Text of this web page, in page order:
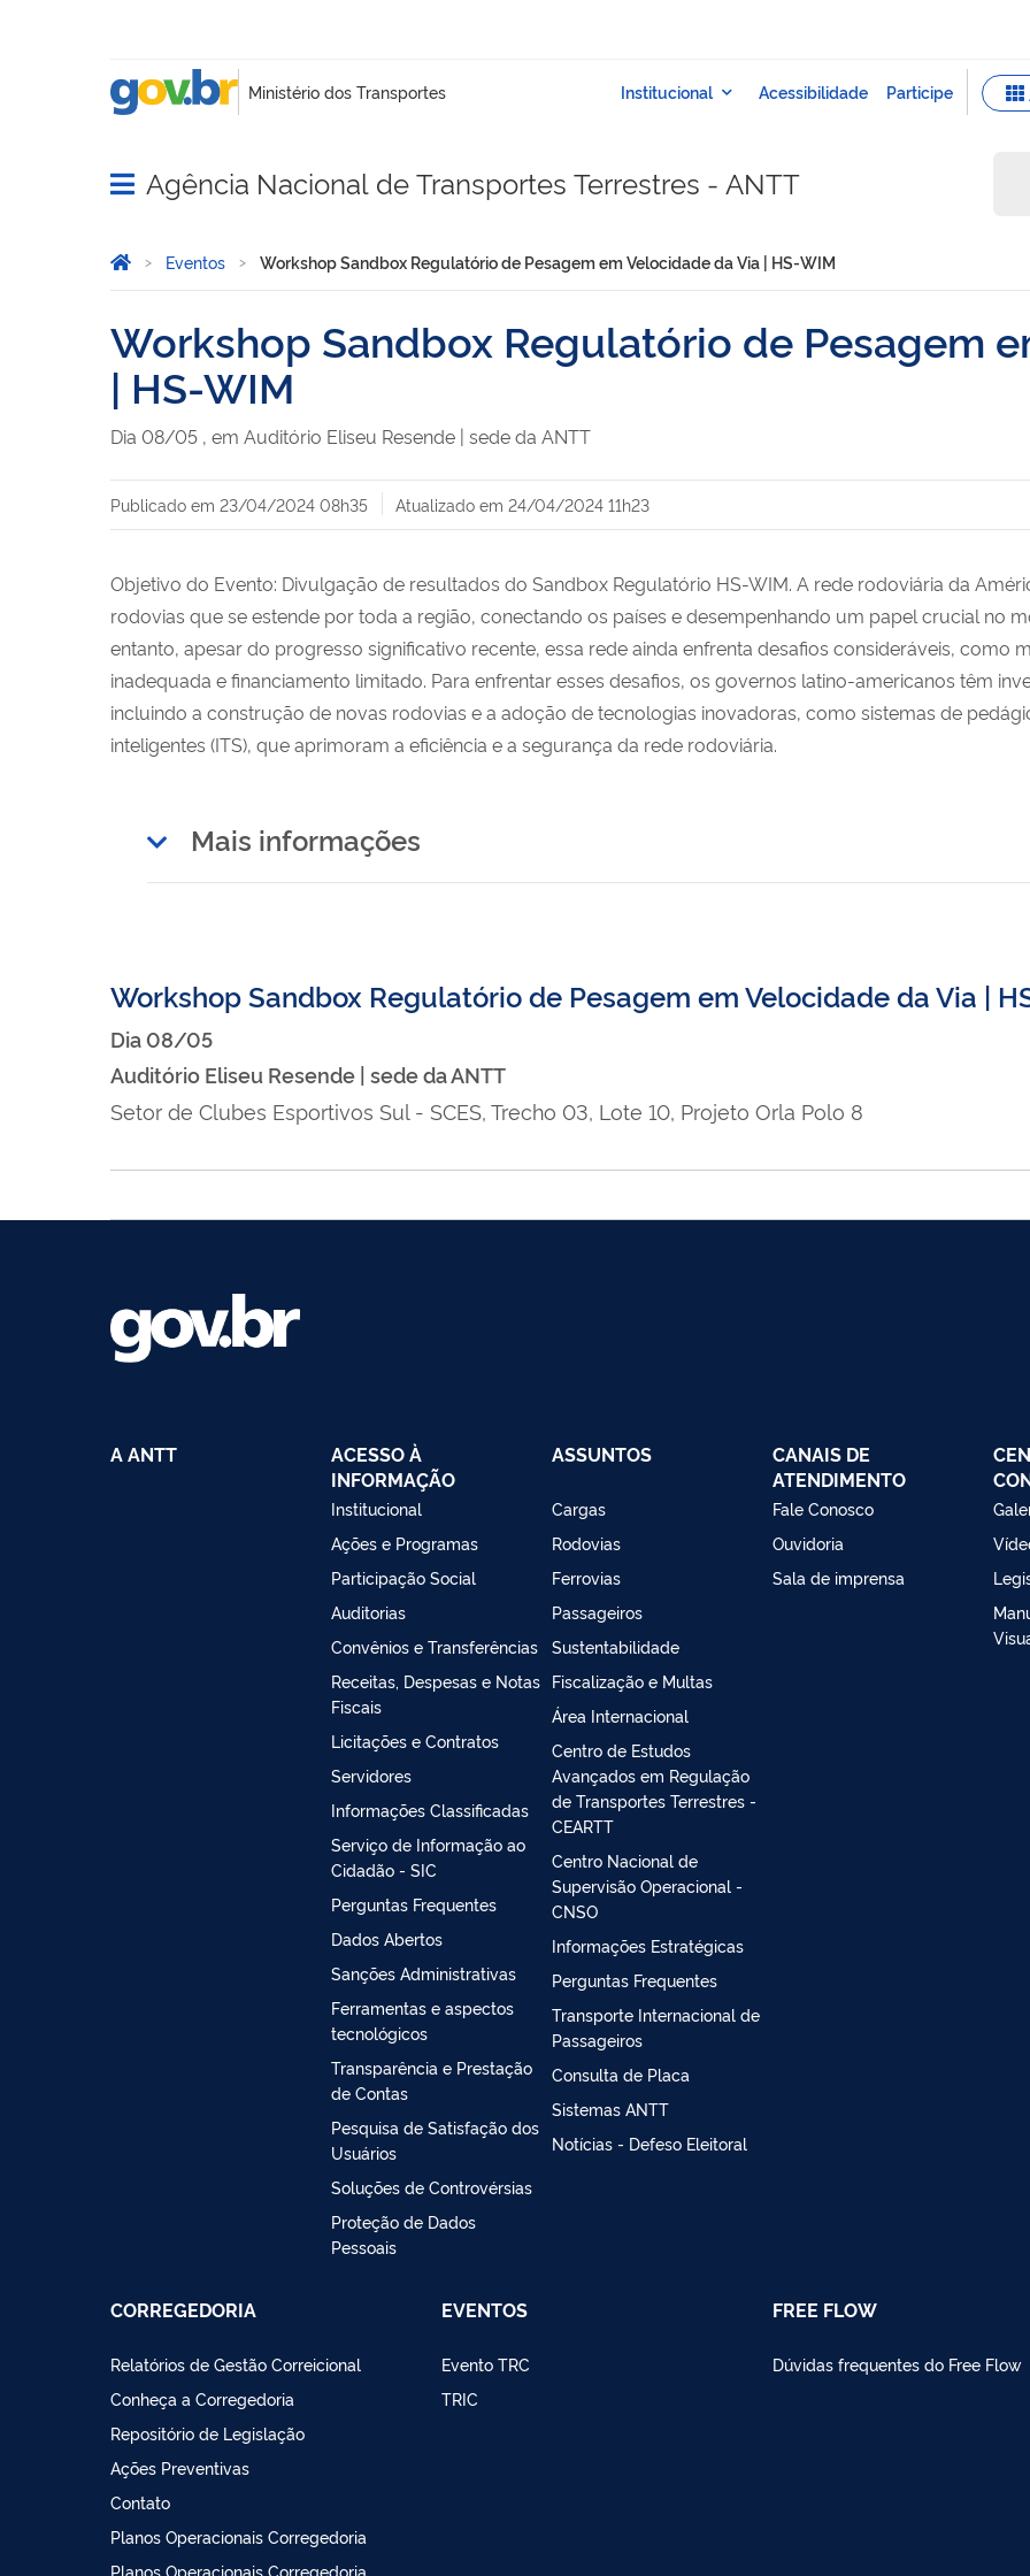
Abrir menu principal de navegação
Agência Nacional de Transportes Terrestres - ANTT
Você está aqui:
Página Inicial
Eventos Workshop Sandbox Regulatório de Pesagem em Velocidade da Via | HS-WIM
Workshop Sandbox Regulatório de Pesagem
| HS-WIM
Dia 08/05 , em Auditório Eliseu Resende | sede da ANTT
Publicado em 23/04/2024 08h35 Atualizado em 24/04/2024 11h23
Objetivo do Evento: Divulgação de resultados do Sandbox Regulatório HS-WIM. A rede rodoviária da
rodovias que se estende por toda a região, conectando os países e desempenhando um papel crucial no
entanto, apesar do progresso significativo recente, essa rede ainda enfrenta desafios consideráveis, como
inadequada e financiamento limitado. Para enfrentar esses desafios, os governos latino-americanos têm
incluindo a construção de novas rodovias e a adoção de tecnologias inovadoras, como sistemas de
inteligentes (ITS), que aprimoram a eficiência e a segurança da rede rodoviária.
Mais informações
Workshop Sandbox Regulatório de Pesagem em Velocidade da Via |
Dia08/05
Auditório Eliseu Resende | sede da ANTT
Setor de Clubes Esportivos Sul - SCES, Trecho 03, Lote 10, Projeto Orla Polo 8
A ANTT
ACESSO À
INFORMAÇÃO
Institucional
Ações e Programas
Participação Social
Auditorias
Convênios e Transferências
Receitas, Despesas e Notas
Fiscais
Licitações e Contratos
Servidores
Informações Classificadas
Serviço de Informação ao
Cidadão - SIC
Perguntas Frequentes
Dados Abertos
Sanções Administrativas
Ferramentas e aspectos
tecnológicos
Transparência e Prestação
de Contas
Pesquisa de Satisfação dos
Usuários
Soluções de Controvérsias
Proteção de Dados
Pessoais
ASSUNTOS
Cargas
Rodovias
Ferrovias
Passageiros
Sustentabilidade
Fiscalização e Multas
Área Internacional
Centro de Estudos
Avançados em Regulação
de Transportes Terrestres -
CEARTT
Centro Nacional de
Supervisão Operacional -
CNSO
Informações Estratégicas
Perguntas Frequentes
Transporte Internacional de
Passageiros
Consulta de Placa
Sistemas ANTT
Notícias - Defeso Eleitoral
CANAIS DE
ATENDIMENTO
Fale Conosco
Ouvidoria
Sala de imprensa
CORREGEDORIA
Relatórios de Gestão Correicional
Conheça a Corregedoria
Repositório de Legislação
Ações Preventivas
Contato
Planos Operacionais Corregedoria
Planos Operacionais Corregedoria
EVENTOS
Evento TRC
TRIC
FREE FLOW
Dúvidas frequentes do Free Flow